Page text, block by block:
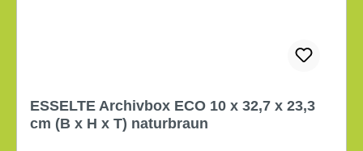
ESSELTE Archivbox ECO 10 x 32,7 x 23,3
cm (B x H x T) naturbraun